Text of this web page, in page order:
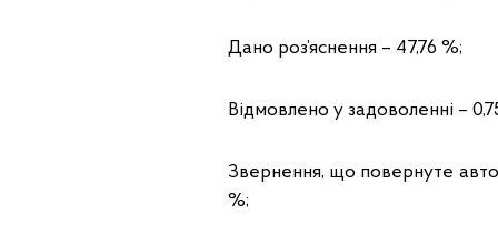
Дано роз’яснення – 47,76 %;
Відмовлено у задоволенні –
Звернення, що повернуте
%;